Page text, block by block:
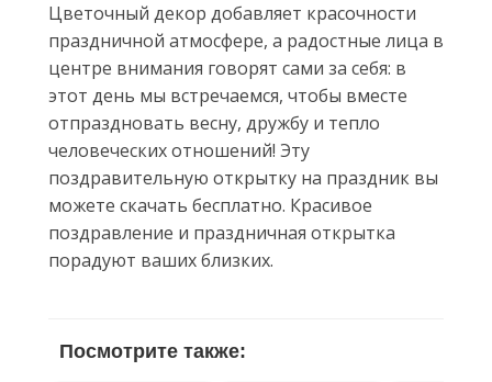
Цветочный декор добавляет красочности
праздничной атмосфере, а радостные лица в
центре внимания говорят сами за себя: в
этот день мы встречаемся, чтобы вместе
отпраздновать весну, дружбу и тепло
человеческих отношений! Эту
поздравительную открытку на праздник вы
можете скачать бесплатно. Красивое
поздравление и праздничная открытка
порадуют ваших близких.
Посмотрите также: